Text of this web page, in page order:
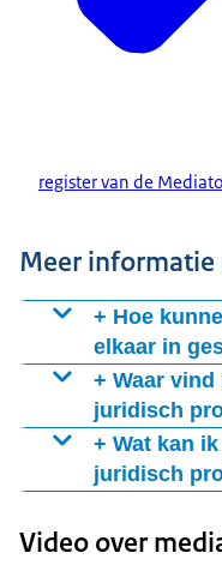
register van de
Meer
+ Hoe
elkaar in
Een in het
slachtoffers of
tepraten over de
kan helpen om
afspraken te
+ Waar
juridisch
Bij een
informatie en in
+ Wat kan
juridisch
Hulp van een
Video over